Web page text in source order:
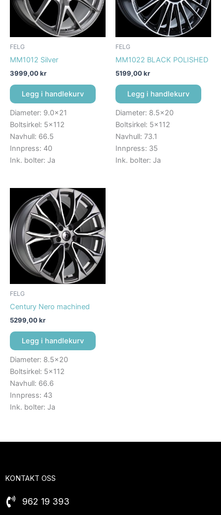
FELG
MM1012 Silver
3999,00kr
Legg i handlekurv
Diameter: 9.0×21
Boltsirkel: 5×112
Navhull: 66.5
Innpress: 40
Ink. bolter: Ja
FELG
MM1022 BLACK POLISHED
5199,00kr
Legg i handlekurv
Diameter: 8.5×20
Boltsirkel: 5×112
Navhull: 73.1
Innpress: 35
Ink. bolter: Ja
FELG
Century Nero machined
5299,00kr
Legg i handlekurv
Diameter: 8.5×20
Boltsirkel: 5×112
Navhull: 66.6
Innpress: 43
Ink. bolter: Ja
KONTAKT OSS
962 19 393